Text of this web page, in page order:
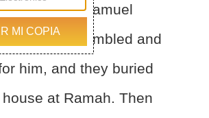
25:1 Now Samuel
all Israel assembled and
him, and they buried
at Ramah. Then